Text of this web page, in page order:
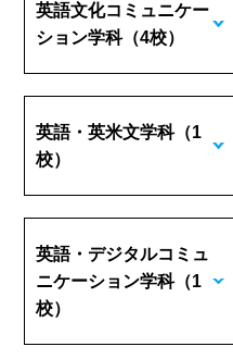
英語文化コミュニケー
ション学科（4校）
英語・英米文学科（1
校）
英語・デジタルコミュ
ニケーション学科（1
校）